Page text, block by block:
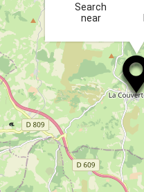
Search
near